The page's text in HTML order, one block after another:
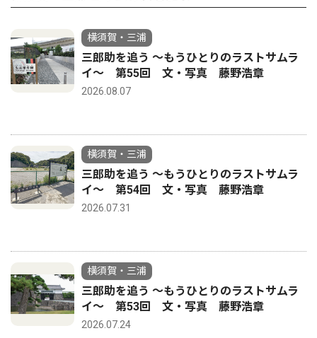
横須賀・三浦
三郎助を追う 〜もうひとりのラストサムラ
イ〜 第55回 文・写真 藤野浩章
2026.08.07
横須賀・三浦
三郎助を追う 〜もうひとりのラストサムラ
イ〜 第54回 文・写真 藤野浩章
2026.07.31
横須賀・三浦
三郎助を追う 〜もうひとりのラストサムラ
イ〜 第53回 文・写真 藤野浩章
2026.07.24